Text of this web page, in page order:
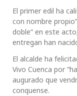
El primer edil ha
con nombre
doble” en este
entregan han
El alcalde ha
Vivo Cuenca por
augurado que
conquense.